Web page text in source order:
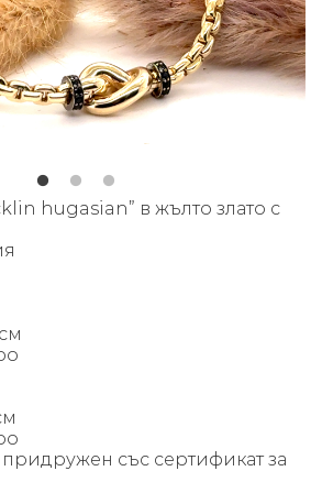
hugasian” в жълто злато с
придружен със сертификат за